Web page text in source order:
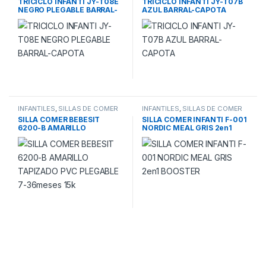
NEGRO PLEGABLE BARRAL-
CAPOTA
AZUL BARRAL-CAPOTA
INFANTILES, SILLAS DE COMER
SILLA COMER BEBESIT
6200-B AMARILLO
TAPIZADO PVC PLEGABLE 7-
36meses 15k
INFANTILES, SILLAS DE COMER
SILLA COMER INFANTI F-001
NORDIC MEAL GRIS 2en1
BOOSTER